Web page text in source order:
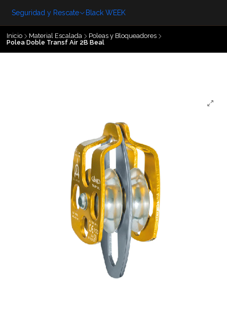
Seguridad y Rescate Black WEEK
Inicio Material Escalada
Poleas y Bloqueadores
Polea Doble Transf Air 2B Beal